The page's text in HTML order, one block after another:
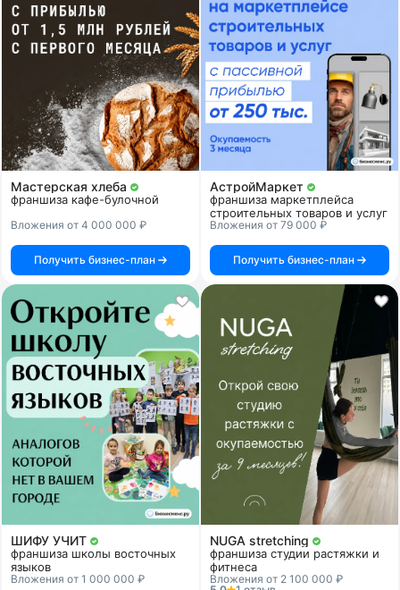
Мастерская хлеба
франшиза кафе-булочной
Вложения от 4 000 000 ₽
Получить бизнес-план
АстройМаркет
франшиза маркетплейса
строительных товаров и услуг
Вложения от 79 000 ₽
Получить бизнес-план
ШИФУ УЧИТ
франшиза школы восточных
языков
Вложения от 1 000 000 ₽
NUGA stretching
франшиза студии растяжки и
фитнеса
Вложения от 2 100 000 ₽